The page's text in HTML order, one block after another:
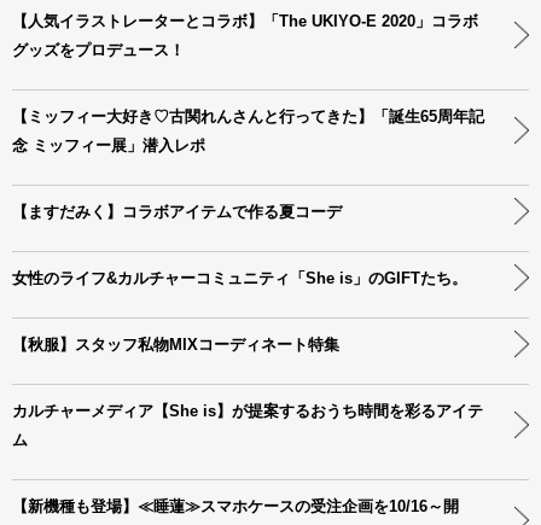
【人気イラストレーターとコラボ】「The UKIYO-E 2020」コラボ
グッズをプロデュース！
【ミッフィー大好き♡古関れんさんと行ってきた】「誕生65周年記
念 ミッフィー展」潜入レポ
【ますだみく】コラボアイテムで作る夏コーデ
女性のライフ&カルチャーコミュニティ「She is」のGIFTたち。
【秋服】スタッフ私物MIXコーディネート特集
カルチャーメディア【She is】が提案するおうち時間を彩るアイテ
ム
【新機種も登場】≪睡蓮≫スマホケースの受注企画を10/16～開